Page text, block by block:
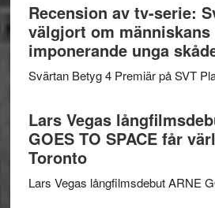
Recension av tv-serie:
välgjort om människans
imponerande unga
Svärtan Betyg 4 Premiär på SVT
Lars Vegas
GOES TO SPACE får
Toronto
Lars Vegas långfilmsdebut ARNE